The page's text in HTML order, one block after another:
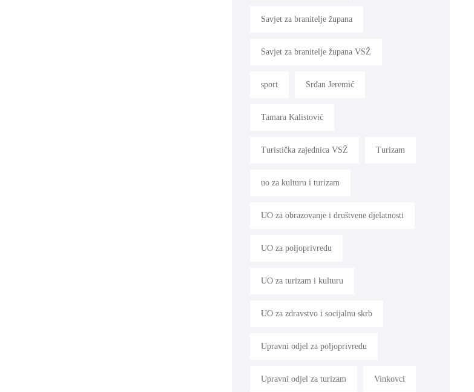
Savjet za branitelje župana
Savjet za branitelje župana VSŽ
sport Srđan Jeremić
Tamara Kalistović
Turistička zajednica VSŽ Turizam
uo za kulturu i turizam
UO za obrazovanje i društvene djelatnosti
UO za poljoprivredu
UO za turizam i kulturu
UO za zdravstvo i socijalnu skrb
Upravni odjel za poljoprivredu
Upravni odjel za turizam Vinkovci